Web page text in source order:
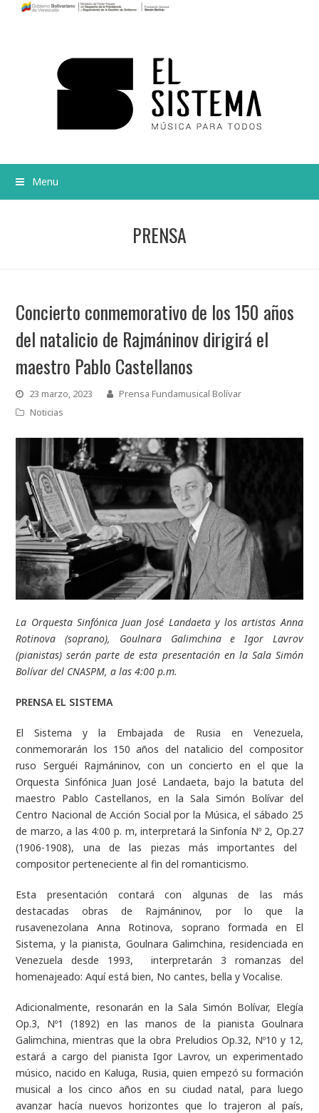
Menu
PRENSA
Concierto conmemorativo de los 150 años
del natalicio de Rajmáninov dirigirá el
maestro Pablo Castellanos
23 marzo, 2023
Prensa Fundamusical Bolívar
Noticias
La Orquesta Sinfónica Juan José Landaeta y los artistas Anna
Rotinova (soprano), Goulnara Galimchina e Igor Lavrov
(pianistas) serán parte de esta presentación en la Sala Simón
Bolívar del CNASPM, a las 4:00 p.m.
PRENSA EL SISTEMA
El Sistema y la Embajada de Rusia en Venezuela,
conmemorarán los 150 años del natalicio del compositor
ruso Serguéi Rajmáninov, con un concierto en el que la
Orquesta Sinfónica Juan José Landaeta, bajo la batuta del
maestro Pablo Castellanos, en la Sala Simón Bolívar del
Centro Nacional de Acción Social por la Música, el sábado 25
de marzo, a las 4:00 p. m, interpretará laSinfonía Nº 2, Op.27
(1906-1908), una de las piezas más importantes del
compositor perteneciente al fin del romanticismo.
Esta presentación contará con algunas de las más
destacadas obras de Rajmáninov, por lo que la
rusavenezolana Anna Rotinova, soprano formada en El
Sistema, y la pianista, Goulnara Galimchina, residenciada en
Venezuela desde 1993, interpretarán 3 romanzas del
homenajeado:Aquí está bien, No cantes, bella y Vocalise.
Adicionalmente, resonarán en la Sala Simón Bolívar, Elegía
Op.3, Nº1
(1892) en las manos de la pianista Goulnara
Galimchina, mientras que la obra Preludios Op.32, Nº10 y 12,
estará a cargo del pianista Igor Lavrov, un experimentado
músico, nacido en Kaluga, Rusia, quien empezó su formación
musical a los cinco años en su ciudad natal, para luego
avanzar hacía nuevos horizontes que lo trajeron al país,